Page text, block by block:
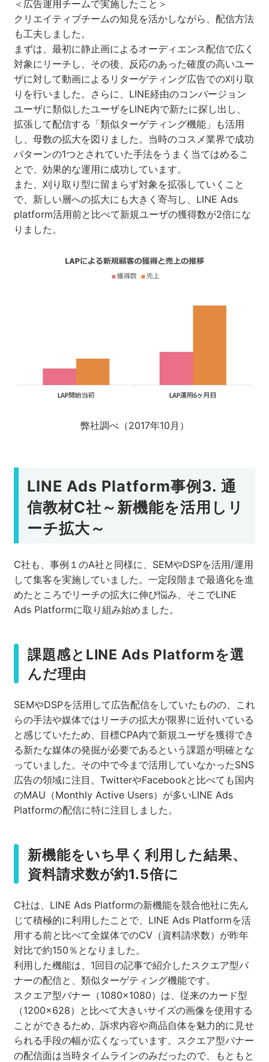
＜広告運用チームで実施したこと＞
クリエイティブチームの知見を活かしながら、配信方法
も工夫しました。
まずは、最初に静止画によるオーディエンス配信で広く
対象にリーチし、その後、反応のあった確度の高いユー
ザに対して動画によるリターゲティング広告での刈り取
りを行いました。さらに、LINE経由のコンバージョン
ユーザに類似したユーザをLINE内で新たに探し出し、
拡張して配信する「類似ターゲティング機能」も活用
し、母数の拡大を図りました。当時のコスメ業界で成功
パターンの1つとされていた手法をうまく当てはめるこ
とで、効果的な運用に成功しています。
また、刈り取り型に留まらず対象を拡張していくこと
で、新しい層への拡大にも大きく寄与し、LINE Ads
platform活用前と比べて新規ユーザの獲得数が2倍にな
りました。
弊社調べ（2017年10月）
LINE Ads Platform事例3. 通
信教材C社～新機能を活用しリ
ーチ拡大～
C社も、事例１のA社と同様に、SEMやDSPを活用/運用
して集客を実施していました。一定段階まで最適化を進
めたところでリーチの拡大に伸び悩み、そこでLINE
Ads Platformに取り組み始めました。
課題感とLINE Ads Platformを選
んだ理由
SEMやDSPを活用して広告配信をしていたものの、これ
らの手法や媒体ではリーチの拡大が限界に近付いている
と感じていたため、目標CPA内で新規ユーザを獲得でき
る新たな媒体の発掘が必要であるという課題が明確とな
っていました。その中で今まで活用していなかったSNS
広告の領域に注目。TwitterやFacebookと比べても国内
のMAU（Monthly Active Users）が多いLINE Ads
Platformの配信に特に注目しました。
新機能をいち早く利用した結果、
資料請求数が約1.5倍に
C社は、LINE Ads Platformの新機能を競合他社に先ん
じて積極的に利用したことで、LINE Ads Platformを活
用する前と比べて全媒体でのCV（資料請求数）が昨年
対比で約150％となりました。
利用した機能は、1回目の記事で紹介したスクエア型バ
ナーの配信と、類似ターゲティング機能です。
スクエア型バナー（1080×1080）は、従来のカード型
（1200×628）と比べて大きいサイズの画像を使用する
ことができるため、訴求内容や商品自体を魅力的に見せ
られる手段の幅が広くなっています。スクエア型バナー
の配信面は当時タイムラインのみだったので、もともと